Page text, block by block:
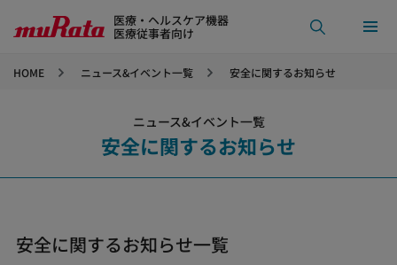
医療・ヘルスケア機器
医療従事者向け
HOME ニュース&イベント一覧 安全に関するお知らせ
ニュース&イベント一覧
安全に関するお知らせ
安全に関するお知らせ一覧